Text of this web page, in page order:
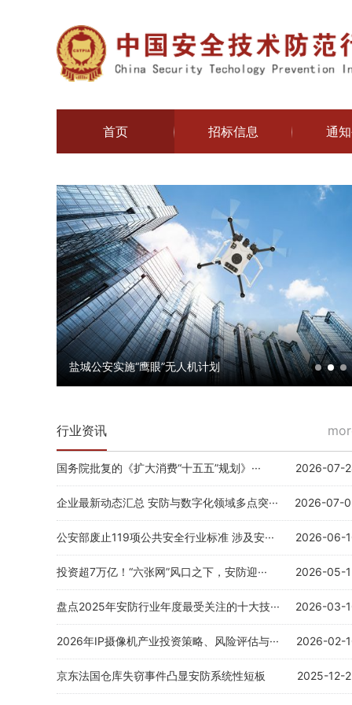
首页 招标信息 通
盐城公安实施“鹰眼”无人机计划
行业资讯
国务院批复的《扩大消费“十五五”规划》··· 2026-07-
企业最新动态汇总 安防与数字化领域多点突··· 2026-07-
公安部废止119项公共安全行业标准 涉及安··· 2026-06-
投资超7万亿！“六张网”风口之下，安防迎··· 2026-05-
盘点2025年安防行业年度最受关注的十大技··· 2026-03-
2026年IP摄像机产业投资策略、风险评估与··· 2026-02-
京东法国仓库失窃事件凸显安防系统性短板 2025-12-